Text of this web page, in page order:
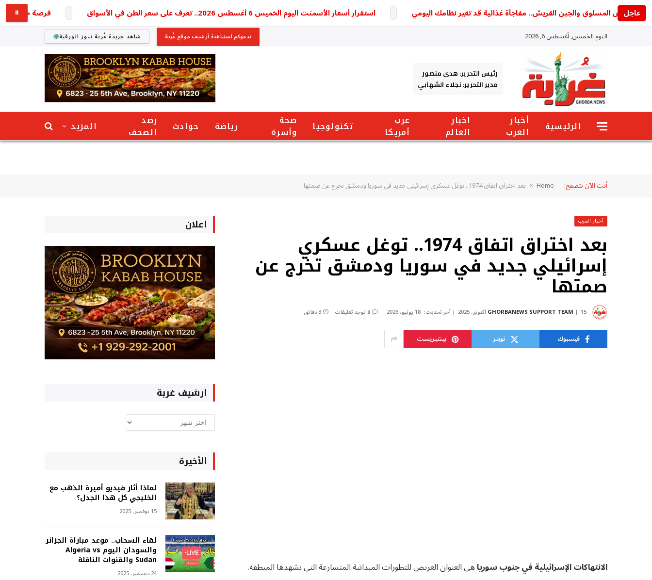
عاجل
البيض المسلوق والجبن القريش.. مفاجأة غذائية قد تغير نظامك اليومي استقرار أسعار الأسمنت اليوم الخميس 6 أغسطس 2026.. تعرف على سعر الطن في الأسواق فرصة حج 2027 تبدأ رسمياً ووزارة الداخلية تكشف التفاصيل ⏸
اليوم الخميس, أغسطس 6, 2026 ندعوكم لمشاهدة أرشيف موقع غُربة شاهد جريدة غُربة نيوز الورقية
رئيس التحرير: هدى منصور
مدير التحرير: نجلاء الشهابي
الرئيسية
أخبار
العرب
اخبار
العالم
عرب
أمريكا
تكنولوجيا
صحة
وأسرة
رياضة حوادث
رصد
الصحف
المزيد
أنت الآن تتصفح: Home
» بعد اختراق اتفاق 1974.. توغل عسكري إسرائيلي جديد في سوريا ودمشق تخرج عن صمتها
أخبار العرب
بعد اختراق اتفاق 1974.. توغل عسكري
إسرائيلي جديد في سوريا ودمشق تخرج عن
صمتها
GHORBANEWS SUPPORT TEAM 15 أكتوبر، 2025 آخر تحديث: 18 يونيو، 2026 لا توجد تعليقات 3 دقائق
فيسبوك تويتر بينتيريست
الانتهاكات الإسرائيلية في جنوب سورياهي العنوان العريض للتطورات الميدانية المتسارعة التي تشهدها المنطقة.
اعلان
ارشيف غربة
ارشيف
غربة
الأخيرة
لماذا أثار فيديو أميرة الذهب مع
الخليجي كل هذا الجدل؟
15 نوفمبر، 2025
لقاء السحاب.. موعد مباراة الجزائر
والسودان اليوم Algeria vs
Sudan والقنوات الناقلة
24 ديسمبر، 2025